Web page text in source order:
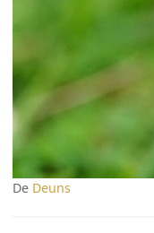
De Deuns